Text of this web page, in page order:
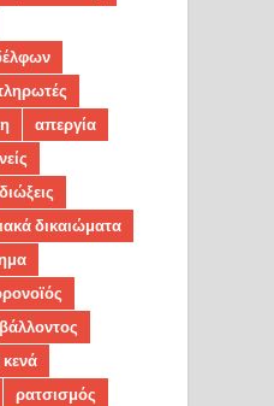
απεργία
διώξεις
δικαιώματα
ρατσισμός